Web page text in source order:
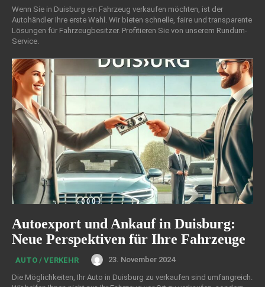
Wenn Sie in Duisburg ein Fahrzeug verkaufen möchten, ist der
Autohändler Ihre erste Wahl. Wir bieten schnelle, faire und transparente
Lösungen für Fahrzeugbesitzer. Profitieren Sie von unserem Rundum-
Service.
Autoexport und Ankauf in Duisburg:
Neue Perspektiven für Ihre Fahrzeuge
AUTO / VERKEHR
23. November 2024
Die Möglichkeiten, Ihr Auto in Duisburg zu verkaufen sind umfangreich.